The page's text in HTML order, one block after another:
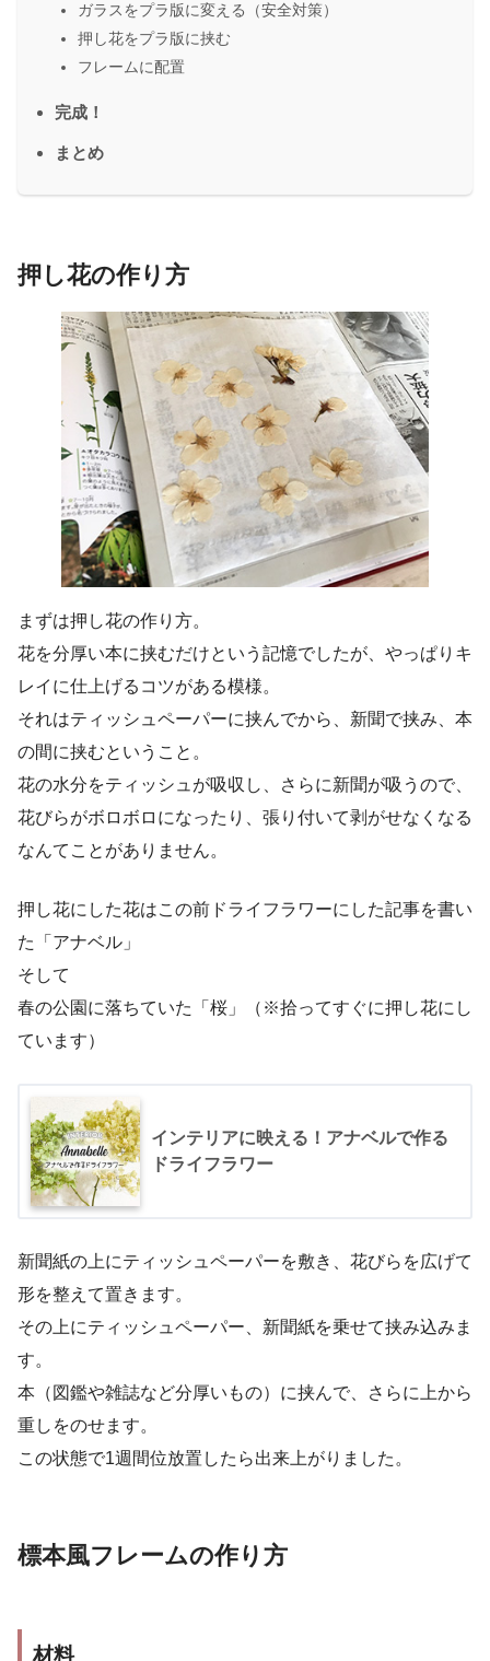
ガラスをプラ版に変える（安全対策）
押し花をプラ版に挟む
フレームに配置
完成！
まとめ
押し花の作り方
まずは押し花の作り方。
花を分厚い本に挟むだけという記憶でしたが、やっぱりキ
レイに仕上げるコツがある模様。
それはティッシュペーパーに挟んでから、新聞で挟み、本
の間に挟むということ。
花の水分をティッシュが吸収し、さらに新聞が吸うので、
花びらがボロボロになったり、張り付いて剥がせなくなる
なんてことがありません。
押し花にした花はこの前ドライフラワーにした記事を書い
た「アナベル」
そして
春の公園に落ちていた「桜」（※拾ってすぐに押し花にし
ています）
インテリアに映える！アナベルで作る
ドライフラワー
新聞紙の上にティッシュペーパーを敷き、花びらを広げて
形を整えて置きます。
その上にティッシュペーパー、新聞紙を乗せて挟み込みま
す。
本（図鑑や雑誌など分厚いもの）に挟んで、さらに上から
重しをのせます。
この状態で1週間位放置したら出来上がりました。
標本風フレームの作り方
材料